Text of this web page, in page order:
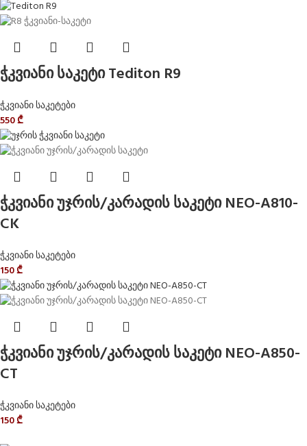
ჭკვიანი საკეტი Tediton R9
ჭკვიანი საკეტები
550₾
ჭკვიანი უჯრის/კარადის საკეტი NEO-A810-
CK
ჭკვიანი საკეტები
150₾
ჭკვიანი უჯრის/კარადის საკეტი NEO-A850-
CT
ჭკვიანი საკეტები
150₾